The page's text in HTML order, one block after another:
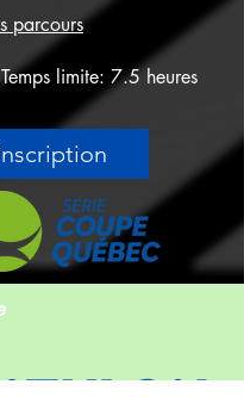
parcours
limite: 7.5 heures